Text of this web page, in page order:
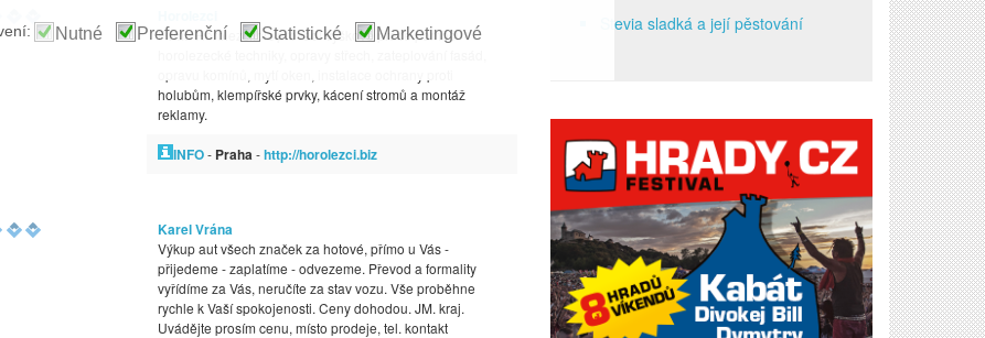
Firma Horolezci.biz provádí výškové práce pomocí
holubům, klempířské prvky, kácení stromů a montáž
reklamy.
INFO- Praha-http://horolezci.biz
Karel Vrána
Výkup aut všech značek za hotové, přímo u Vás -
přijedeme - zaplatíme - odvezeme. Převod a formality
vyřídíme za Vás, neručíte za stav vozu. Vše proběhne
rychle k Vaší spokojenosti. Ceny dohodou. JM. kraj.
Uvádějte prosím cenu, místo prodeje, tel. kontakt
Stevia sladká a její pěstování
Nutné Preferenční Statistické Marketingové